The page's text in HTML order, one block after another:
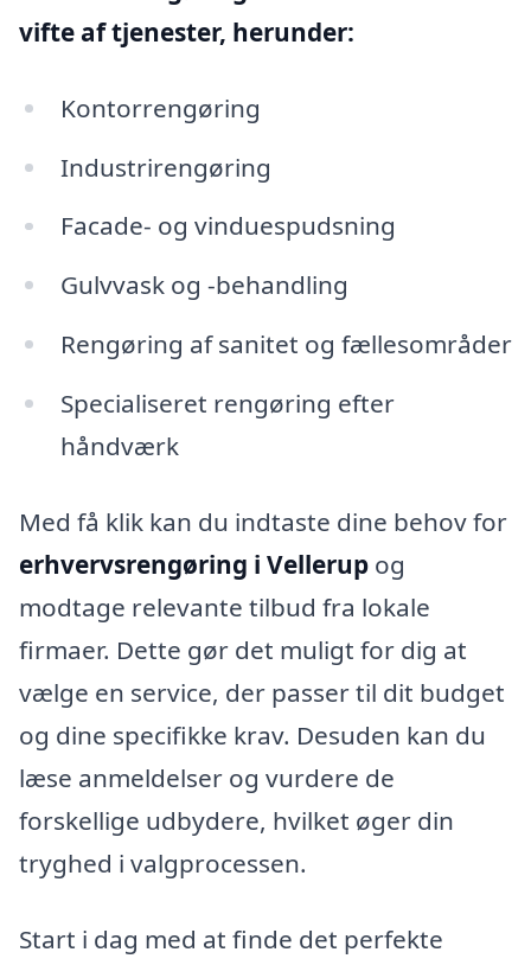
vifte af tjenester, herunder:
Kontorrengøring
Industrirengøring
Facade- og vinduespudsning
Gulvvask og -behandling
Rengøring af sanitet og fællesområder
Specialiseret rengøring efter
håndværk
Med få klik kan du indtaste dine behov for
erhvervsrengøring i Vellerup og
modtage relevante tilbud fra lokale
firmaer. Dette gør det muligt for dig at
vælge en service, der passer til dit budget
og dine specifikke krav. Desuden kan du
læse anmeldelser og vurdere de
forskellige udbydere, hvilket øger din
tryghed i valgprocessen.
Start i dag med at finde det perfekte